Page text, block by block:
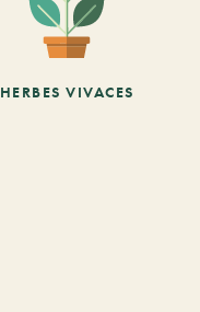
HERBES VIVACES